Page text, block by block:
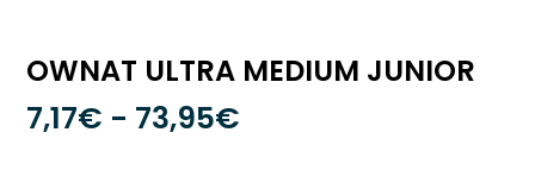
OWNAT ULTRA MEDIUM JUNIOR
7,17€ - 73,95€